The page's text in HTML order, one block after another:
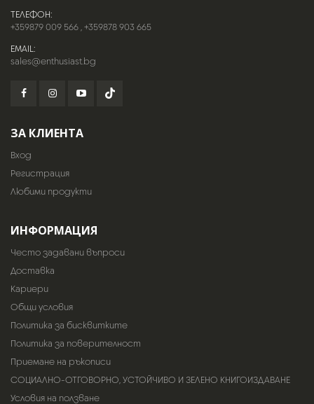
ТЕЛЕФОН:
+359879 009 566,+359878 903 665
EMAIL:
sales@enthusiast.bg
ЗА КЛИЕНТА
Вход
Регистрация
Любими продукти
ИНФОРМАЦИЯ
Често задавани въпроси
Доставка
Кариери
Общи условия
Политика за бисквитките
Политика за поверителност
Приемане на ръкописи
СОЦИАЛНО-ОТГОВОРНО, УСТОЙЧИВО И ЗЕЛЕНО КНИГОИЗДАВАНЕ
Условия на ползване